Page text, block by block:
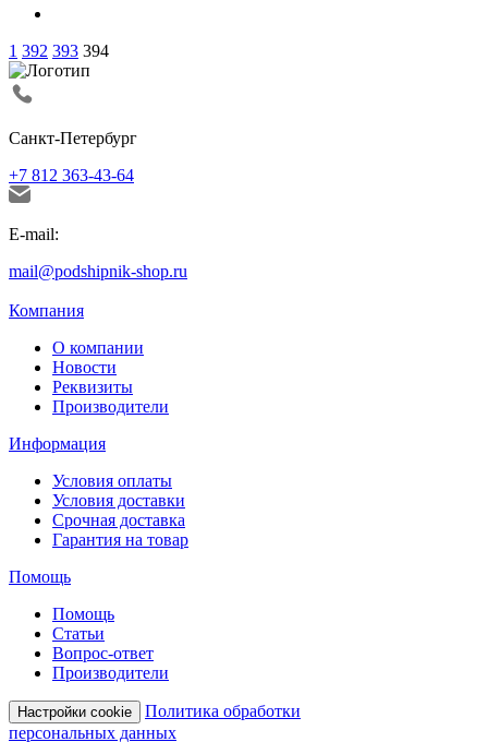
1 392 393 394
Санкт-Петербург
+7 812 363-43-64
E-mail:
mail@podshipnik-shop.ru
Компания
О компании
Новости
Реквизиты
Производители
Информация
Условия оплаты
Условия доставки
Срочная доставка
Гарантия на товар
Помощь
Помощь
Статьи
Вопрос-ответ
Производители
Настройки cookie
Политика обработки
персональных данных